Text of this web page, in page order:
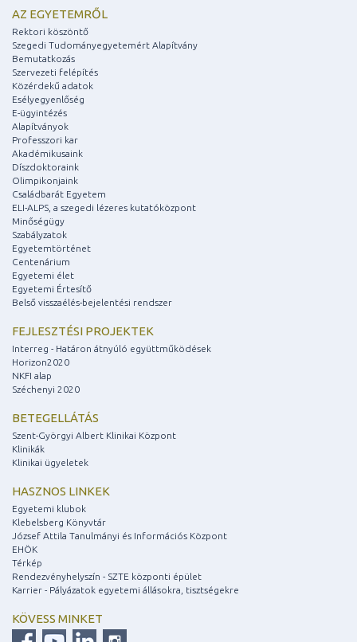
AZ EGYETEMRŐL
Rektori köszöntő
Szegedi Tudományegyetemért Alapítvány
Bemutatkozás
Szervezeti felépítés
Közérdekű adatok
Esélyegyenlőség
E-ügyintézés
Alapítványok
Professzori kar
Akadémikusaink
Díszdoktoraink
Olimpikonjaink
Családbarát Egyetem
ELI-ALPS, a szegedi lézeres kutatóközpont
Minőségügy
Szabályzatok
Egyetemtörténet
Centenárium
Egyetemi élet
Egyetemi Értesítő
Belső visszaélés-bejelentési rendszer
FEJLESZTÉSI PROJEKTEK
Interreg - Határon átnyúló együttműködések
Horizon2020
NKFI alap
Széchenyi 2020
BETEGELLÁTÁS
Szent-Györgyi Albert Klinikai Központ
Klinikák
Klinikai ügyeletek
HASZNOS LINKEK
Egyetemi klubok
Klebelsberg Könyvtár
József Attila Tanulmányi és Információs Központ
EHÖK
Térkép
Rendezvényhelyszín - SZTE központi épület
Karrier - Pályázatok egyetemi állásokra, tisztségekre
KÖVESS MINKET